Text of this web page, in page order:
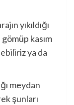
yıkıldığı
kasım
ya da
meydan
şunları